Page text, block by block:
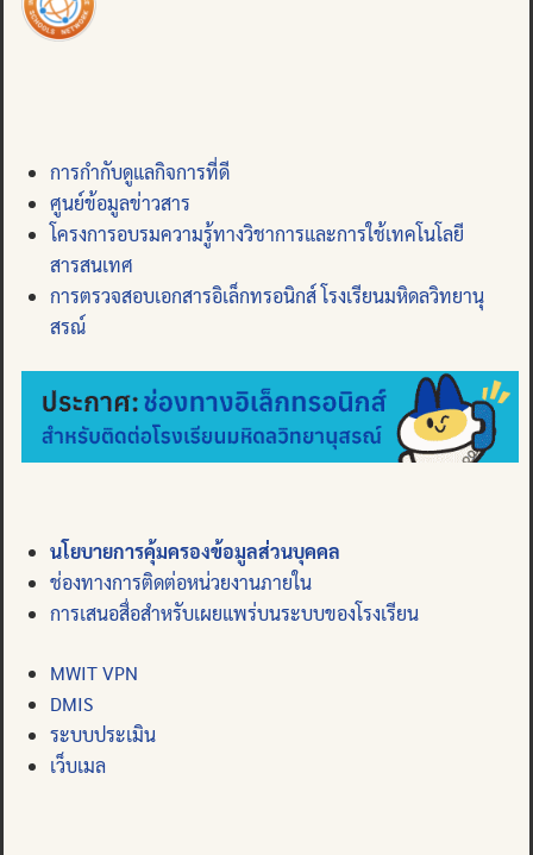
การกำกับดูแลกิจการที่ดี
ศูนย์ข้อมูลข่าวสาร
โครงการอบรมความรู้ทางวิชาการและการใช้เทคโนโลยี
สารสนเทศ
การตรวจสอบเอกสารอิเล็กทรอนิกส์ โรงเรียนมหิดลวิทยานุ
สรณ์
นโยบายการคุ้มครองข้อมูลส่วนบุคคล
ช่องทางการติดต่อหน่วยงานภายใน
การเสนอสื่อสำหรับเผยแพร่บนระบบของโรงเรียน
MWIT VPN
DMIS
ระบบประเมิน
เว็บเมล